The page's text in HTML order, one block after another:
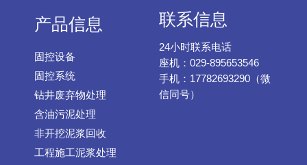
产品信息
固控设备
固控系统
钻井废弃物处理
含油污泥处理
非开挖泥浆回收
工程施工泥浆处理
联系信息
24小时联系电话
座机：029-895653546
手机：17782693290（微
信同号）